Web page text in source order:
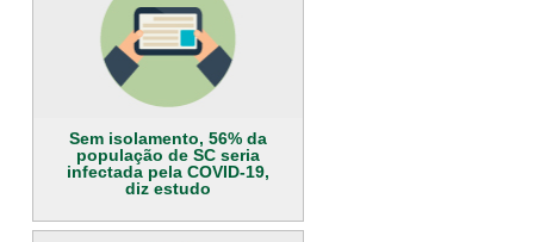
Sem isolamento, 56% da
população de SC seria
infectada pela COVID-19,
diz estudo